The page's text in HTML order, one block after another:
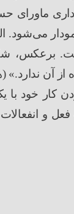
داری ماورای
میشود.
برعکس،
آن ندارد.» (
کار خود با
و